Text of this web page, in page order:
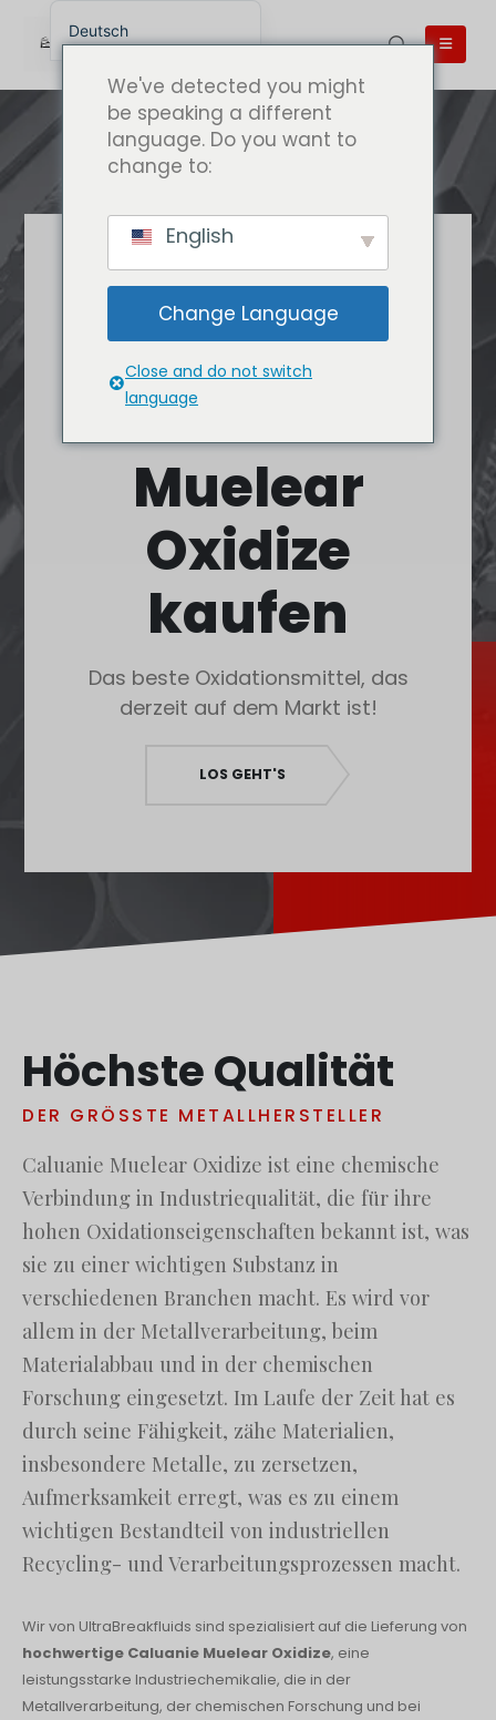
Die beste
Qualität
Caluanie
Caluanie
Muelear
Oxidize
kaufen
Das beste Oxidationsmittel, das
derzeit auf dem Markt ist!
LOS GEHT'S
Höchste Qualität
DER GRÖSSTE METALLHERSTELLER
Caluanie Muelear Oxidize ist eine chemische
Verbindung in Industriequalität, die für ihre
hohen Oxidationseigenschaften bekannt ist, was
sie zu einer wichtigen Substanz in
verschiedenen Branchen macht. Es wird vor
allem in der Metallverarbeitung, beim
Materialabbau und in der chemischen
Forschung eingesetzt. Im Laufe der Zeit hat es
durch seine Fähigkeit, zähe Materialien,
insbesondere Metalle, zu zersetzen,
Aufmerksamkeit erregt, was es zu einem
wichtigen Bestandteil von industriellen
Recycling- und Verarbeitungsprozessen macht.
Wir von UltraBreakfluids sind spezialisiert auf die Lieferung von
hochwertige Caluanie Muelear Oxidize, eine
leistungsstarke Industriechemikalie, die in der
Metallverarbeitung, der chemischen Forschung und bei
We've detected you might
be speaking a different
language. Do you want to
change to:
English
Change Language
Close and do not switch
language
Deutsch
English (UK)
English (Australia)
English (Canada)
English (New Zealand)
Беларуская мова
Español
O‘zbekcha
Français du Canada
Қазақ тілі
नेपाली
Čeština
עִבְרִית
Română
Български
Dansk
Português
Nederlands
Nederlands (België)
Кыргызча
ພາສາລາວ